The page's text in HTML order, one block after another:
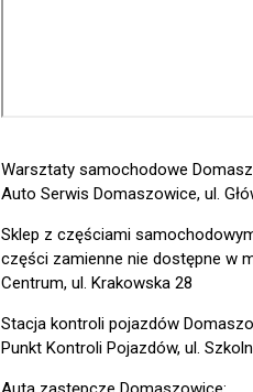
Warsztaty samochodowe
Auto Serwis Domaszowice, ul.
Sklep z częściami
części zamienne nie dostępne w
Centrum, ul. Krakowska 28
Stacja kontroli pojazdów
Punkt Kontroli Pojazdów, ul.